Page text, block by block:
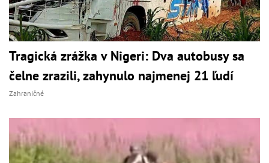
Tragická zrážka v Nigeri: Dva autobusy sa
čelne zrazili, zahynulo najmenej 21 ľudí
Zahraničné